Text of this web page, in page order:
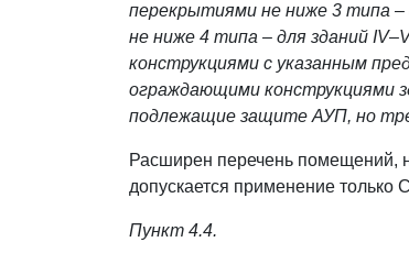
перекрытиями не ниже 3 типа
не ниже 4 типа – для зданий
конструкциями с указанным
ограждающими конструкциями
подлежащие защите АУП, но
Расширен перечень помещений,
допускается применение
Пункт 4.4.